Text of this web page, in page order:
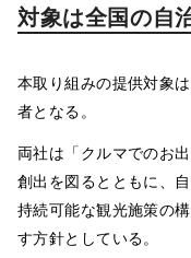
対象は全国の自
本取り組みの提供対象
者となる。
両社は「クルマでのお
創出を図るとともに、
持続可能な観光施策の
す方針としている。